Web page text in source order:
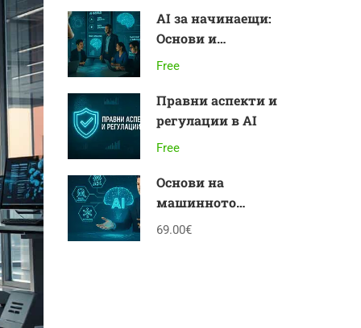
AI за начинаещи:
Основи и
приложения
Free
Правни аспекти и
регулации в AI
Free
Основи на
машинното
обучение
69.00€